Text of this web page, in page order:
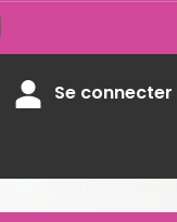
Se